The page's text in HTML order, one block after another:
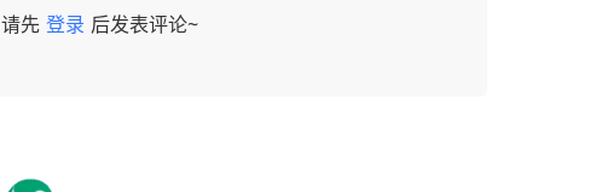
请先 登录 后发表评论~